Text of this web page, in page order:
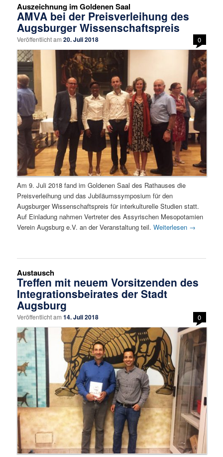
Auszeichnung im Goldenen Saal
AMVA bei der Preisverleihung des
Augsburger Wissenschaftspreis
Veröffentlicht am20. Juli 2018 0
Am 9. Juli 2018 fand im Goldenen Saal des Rathauses die
Preisverleihung und das Jubiläumssymposium für den
Augsburger Wissenschaftspreis für interkulturelle Studien statt.
Auf Einladung nahmen Vertreter des Assyrischen Mesopotamien
Verein Augsburg e.V. an der Veranstaltung teil.Weiterlesen →
Austausch
Treffen mit neuem Vorsitzenden des
Integrationsbeirates der Stadt
Augsburg
Veröffentlicht am14. Juli 2018 0